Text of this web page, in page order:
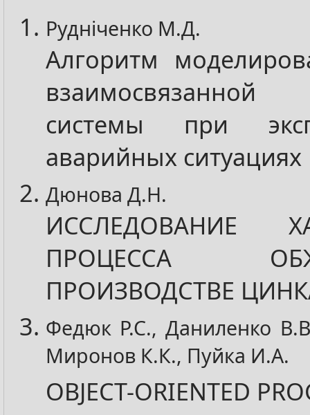
Рудніченко М.Д.
Алгоритм
взаимосвязанной
системы при
аварийных ситуациях
Дюнова Д.Н.
ИССЛЕДОВАНИЕ
ПРОЦЕССА
ПРОИЗВОДСТВЕ
Федюк Р.С., Даниленко
Миронов К.К., Пуйка И.А.
OBJECT-ORIENTED